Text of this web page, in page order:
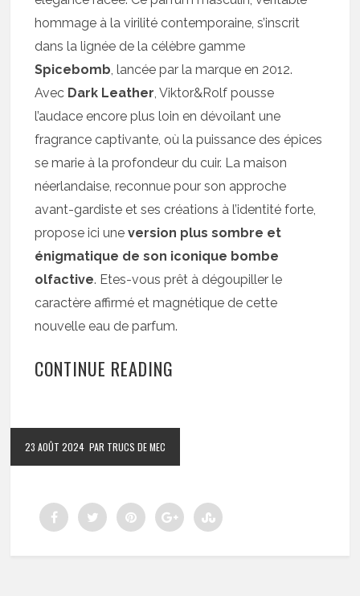
hommage à la virilité contemporaine, s’inscrit
dans la lignée de la célèbre gamme
Spicebomb, lancée par la marque en 2012.
Avec Dark Leather, Viktor&Rolf pousse
l’audace encore plus loin en dévoilant une
fragrance captivante, où la puissance des épices
se marie à la profondeur du cuir. La maison
néerlandaise, reconnue pour son approche
avant-gardiste et ses créations à l’identité forte,
propose ici uneversion plus sombre et
énigmatique de son iconique bombe
olfactive. Etes-vous prêt à dégoupiller le
caractère affirmé et magnétique de cette
nouvelle eau de parfum.
CONTINUE READING
23 AOÛT 2024 PAR TRUCS DE MEC